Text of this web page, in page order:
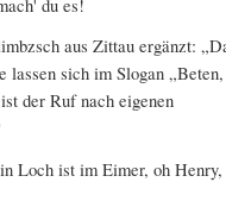
aus Zittau ergänzt:
sich im Slogan „Beten,
der Ruf nach eigenen
Loch ist im Eimer, oh Henry,